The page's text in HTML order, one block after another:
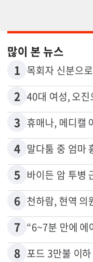
많이 본 뉴스
1 목회자 신분으
2 40대 여성, 오
3 휴매나, 메디캘
4
5
6
7
8 포드 3만불 이하